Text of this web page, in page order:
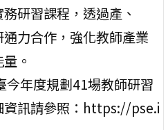
研習課程，透過產、
力合作，強化教師產業
。
今年度規劃41場教師研習
資訊請參照：https://pse.i